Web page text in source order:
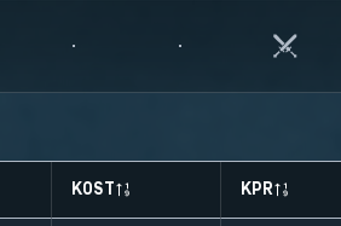
KOST KPR